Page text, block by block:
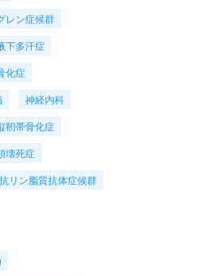
レン症候群
下多汗症
化症
神経内科
靭帯骨化症
壊死症
抗リン脂質抗体症候群